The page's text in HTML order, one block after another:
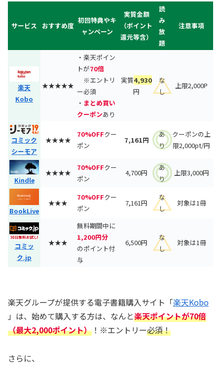
サービス おすすめ度
初回特典やキ
ャンペーン
実質金額
（ポイント
還元等含）
読
み
放
題
注意事項
楽天
Kobo
★★★★★
・楽天ポイン
トが70倍
※エントリ
ー必須
・ まとめ買い
クーポンあり
実質4,930
円
な
し
上限2,000P
コミック
シーモア
★★★★
70%OFFクー
ポン
7,161円
あ
り
クーポンの上
限2,000pt/円
Kindle
★★★★
70%OFFクー
ポン
4,700円
あ
り
上限3,000円
BookLive
★★★
70%OFFクー
ポン
7,161円
な
し
対象は1冊
コミッ
ク.jp
★★★
無料期間中に
1,200円分
のポイント付
与
6,500円
な
し
対象は1冊
楽天グループが提供する電子書籍購入サイト「楽天Kobo
」は、始めて購入する方は、なんと楽天ポイントが70倍
（最大2,000ポイント） ！※エントリー必須！
さらに、